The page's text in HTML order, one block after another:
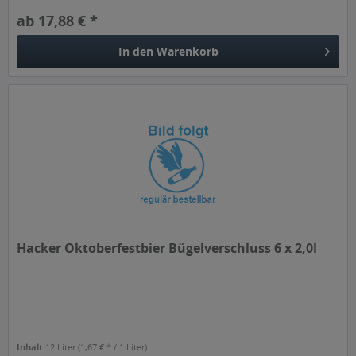
ab 17,88 € *
In den Warenkorb
Hacker Oktoberfestbier Bügelverschluss 6 x 2,0l
Inhalt 12 Liter(1,67 € * / 1 Liter)